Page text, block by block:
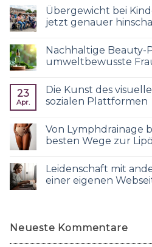
Übergewicht bei
jetzt genauer
Nachhaltige
umweltbewusste
23
Apr.
Die Kunst des
sozialen Plattformen
Von Lymphdrainage
besten Wege zur
Leidenschaft mit
einer eigenen
Neueste Kommentare